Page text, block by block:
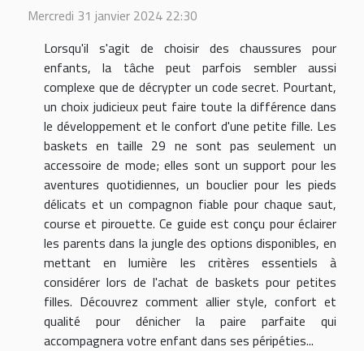
Mercredi 31 janvier 2024 22:30
Lorsqu'il s'agit de choisir des chaussures pour
enfants, la tâche peut parfois sembler aussi
complexe que de décrypter un code secret. Pourtant,
un choix judicieux peut faire toute la différence dans
le développement et le confort d'une petite fille. Les
baskets en taille 29 ne sont pas seulement un
accessoire de mode; elles sont un support pour les
aventures quotidiennes, un bouclier pour les pieds
délicats et un compagnon fiable pour chaque saut,
course et pirouette. Ce guide est conçu pour éclairer
les parents dans la jungle des options disponibles, en
mettant en lumière les critères essentiels à
considérer lors de l'achat de baskets pour petites
filles. Découvrez comment allier style, confort et
qualité pour dénicher la paire parfaite qui
accompagnera votre enfant dans ses péripéties...